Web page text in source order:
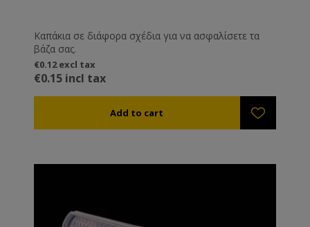
Καπάκια σε διάφορα σχέδια για να ασφαλίσετε τα
βάζα σας.
€0.12 excl tax
€0.15 incl tax